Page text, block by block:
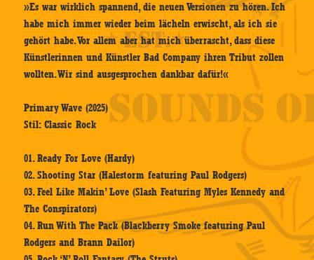
»Es war wirklich spannend, die neuen Versionen zu hören. Ich
habe mich immer wieder beim lächeln erwischt, als ich sie
gehört habe. Vor allem aber hat mich überrascht, dass diese
Künstlerinnen und Künstler Bad Company ihren Tribut zollen
wollten. Wir sind ausgesprochen dankbar dafür!«
Primary Wave (2025)
Stil: Classic Rock
01. Ready For Love (Hardy)
02. Shooting Star (Halestorm featuring Paul Rodgers)
03. Feel Like Makin’ Love (Slash Featuring Myles Kennedy and
The Conspirators)
04. Run With The Pack (Blackberry Smoke featuring Paul
Rodgers and Brann Dailor)